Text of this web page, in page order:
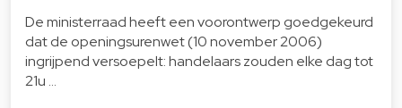
De ministerraad heeft een voorontwerp goedgekeurd
dat de openingsurenwet (10 november 2006)
ingrijpend versoepelt: handelaars zouden elke dag tot
21u …